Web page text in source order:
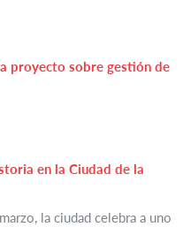
proyecto sobre gestión de
en la Ciudad de la
la ciudad celebra a uno